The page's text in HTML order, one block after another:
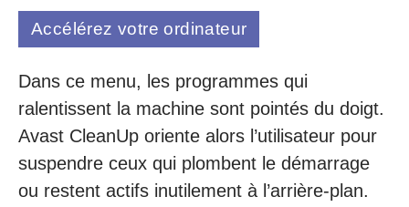
Accélérez votre ordinateur
Dans ce menu, les programmes qui
ralentissent la machine sont pointés du doigt.
Avast CleanUp oriente alors l’utilisateur pour
suspendre ceux qui plombent le démarrage
ou restent actifs inutilement à l’arrière-plan.